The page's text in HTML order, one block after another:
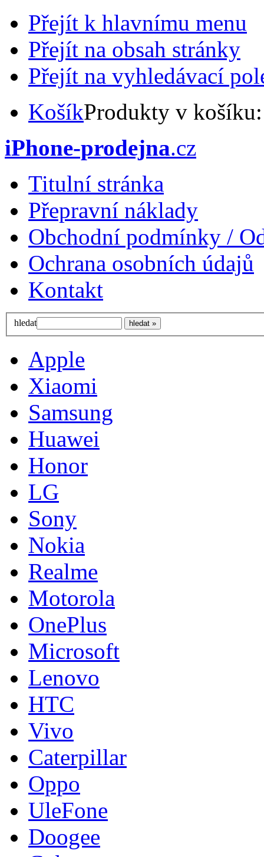
Přejít k hlavnímu menu
Přejít na obsah stránky
Přejít na vyhledávací
KošíkProdukty v
iPhone-prodejna.cz
Titulní stránka
Přepravní náklady
Obchodní podmínky /
Ochrana osobních údajů
Kontakt
hledat
Apple
Xiaomi
Samsung
Huawei
Honor
LG
Sony
Nokia
Realme
Motorola
OnePlus
Microsoft
Lenovo
HTC
Vivo
Caterpillar
Oppo
UleFone
Doogee